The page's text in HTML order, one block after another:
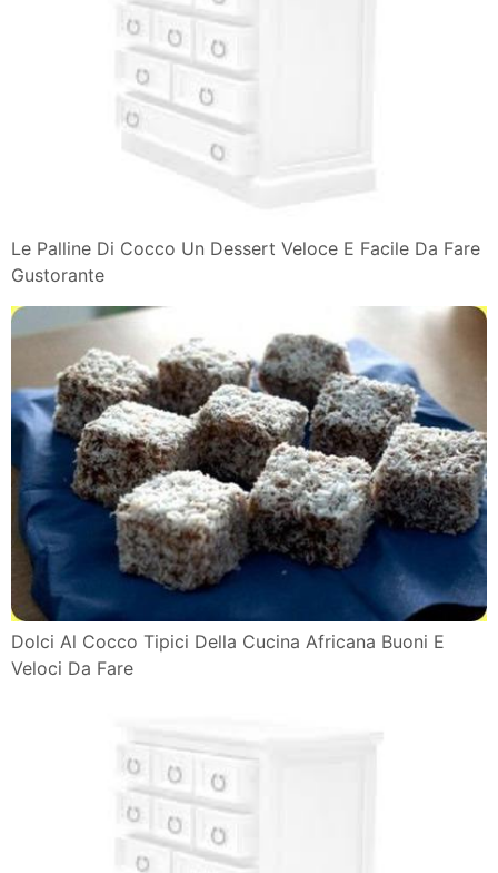
Le Palline Di Cocco Un Dessert Veloce E Facile Da Fare
Gustorante
Dolci Al Cocco Tipici Della Cucina Africana Buoni E
Veloci Da Fare